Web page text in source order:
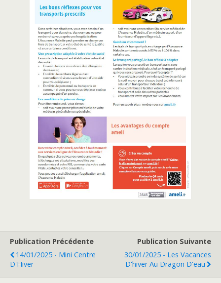
Publication Précédente
14/01/2025 - Mini Centre
D'Hiver
Publication Suivante
30/01/2025 - Les Vacances
D'hiver Au Dragon D'eau